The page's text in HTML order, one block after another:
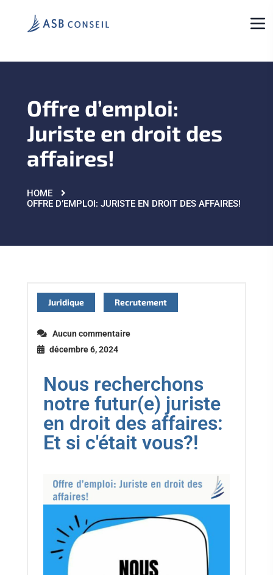
Offre d’emploi:
Juriste en droit des
affaires!
HOME
OFFRE D’EMPLOI: JURISTE EN DROIT DES AFFAIRES!
Juridique Recrutement
Aucun commentaire
décembre 6, 2024
Nous recherchons
notre futur(e) juriste
en droit des affaires:
Et si c'était vous?!